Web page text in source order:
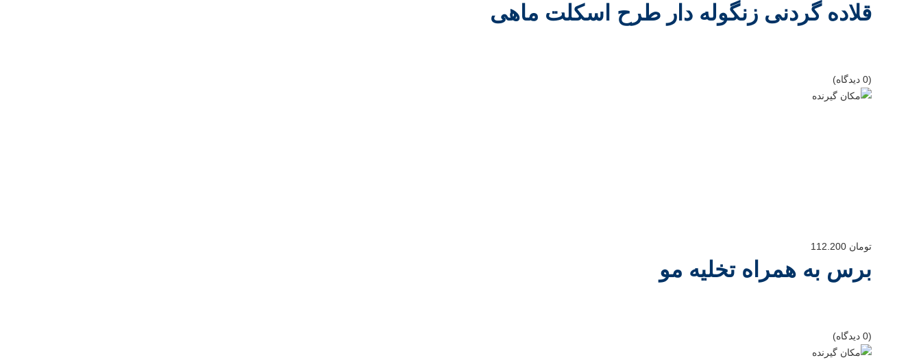
قلاده گردنی زنگوله دار طرح اسکلت ماهی
(0 دیدگاه)
تومان
برس به همراه تخلیه مو
(0 دیدگاه)